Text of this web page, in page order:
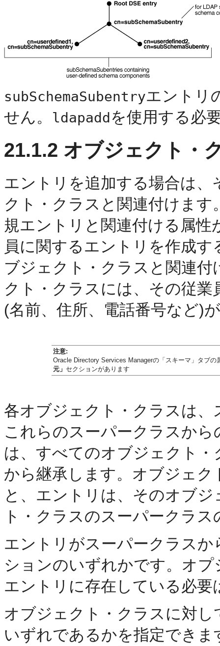
subSchemaSubentryエントリ
せん。
ldapaddを使用する必
21.1.2 オブジェクト・
エントリを追加する場合は
クト・クラスと関連付けます
規エントリと関連付ける属
員に関するエントリを作成
ブジェクト・クラスと関連
クト・クラスには、その従
(名前、住所、電話番号など)
注意:
Oracle Directory Services Managerの「スキーマ」タブ
元」 セクションがあります
各オブジェクト・クラスは
これらのスーパークラスから
は、すべてのオブジェクト・
から継承します。オブジェ
と、エントリは、そのオブ
ト・クラスのスーパークラ
エントリがスーパークラスか
ションのいずれかです。 オプ
エントリに存在している必要
オブジェクト・クラスに対し
いずれであるかを指定でき